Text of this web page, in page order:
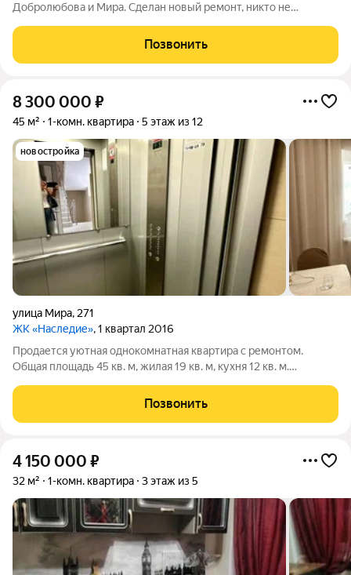
Добролюбова и Мира. Сделан новый ремонт, никто не
студентов , для собственного проживания или сдачи в аренду.
До СКФУ пешком мин 10. До Площади
Позвонить
8 300 000 ₽
45 м² 1-комн. квартира 5 этаж из 12
новостройка
улица Мира, 271
ЖК «Наследие», 1 квартал 2016
Продается уютная однокомнатная квартира с ремонтом.
Общая площадь 45 кв. м, жилая 19 кв. м, кухня 12 кв. м.
построенного в 2016 году. Высокие потолки 3 метра и окна,
выходящие на улицу, создают
Позвонить
4 150 000 ₽
32 м² 1-комн. квартира 3 этаж из 5